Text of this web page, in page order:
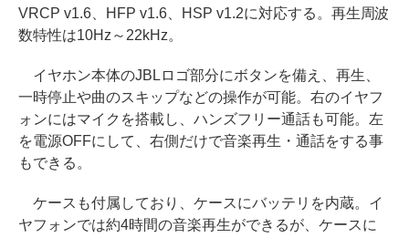
VRCP v1.6、HFP v1.6、HSP v1.2に対応する。再生周波
数特性は10Hz～22kHz。
イヤホン本体のJBLロゴ部分にボタンを備え、再生、
一時停止や曲のスキップなどの操作が可能。右のイヤフ
ォンにはマイクを搭載し、ハンズフリー通話も可能。左
を電源OFFにして、右側だけで音楽再生・通話をする事
もできる。
ケースも付属しており、ケースにバッテリを内蔵。イ
ヤフォンでは約4時間の音楽再生ができるが、ケースに